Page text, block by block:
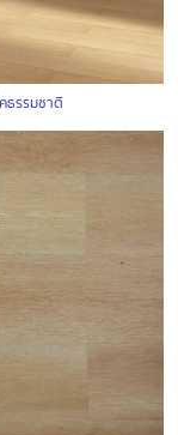
ธรรมชาติ